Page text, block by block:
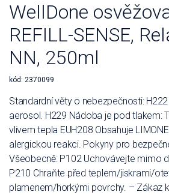
WellDone
REFILL-SENSE,
NN, 250ml
kód: 2370099
Standardní věty o nebezpečnosti:
aerosol. H229 Nádoba je pod tlakem:
vlivem tepla EUH208 Obsahuje
alergickou reakci. Pokyny pro
Všeobecně: P102 Uchovávejte mimo
P210 Chraňte před teplem/jiskrami/
plamenem/horkými povrchy. – Zákaz